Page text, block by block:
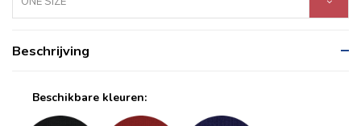
Beschrijving
Beschikbare kleuren: